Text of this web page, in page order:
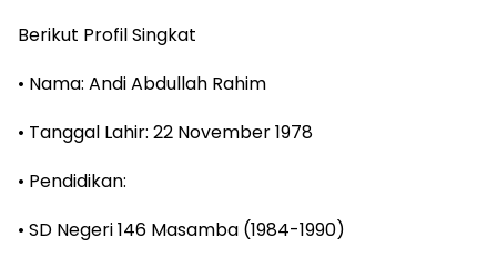
Berikut Profil Singkat
• Nama: Andi Abdullah Rahim
• Tanggal Lahir: 22 November 1978
• Pendidikan:
• SD Negeri 146 Masamba (1984-1990)